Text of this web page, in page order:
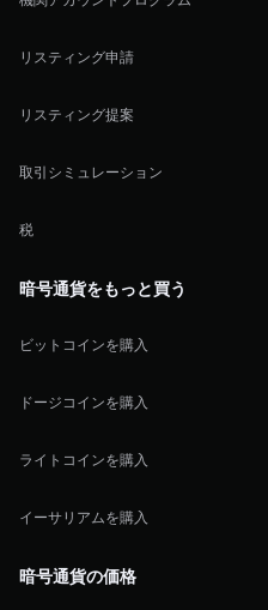
リスティング申請
リスティング提案
取引シミュレーション
税
暗号通貨をもっと買う
ビットコインを購入
ドージコインを購入
ライトコインを購入
イーサリアムを購入
暗号通貨の価格